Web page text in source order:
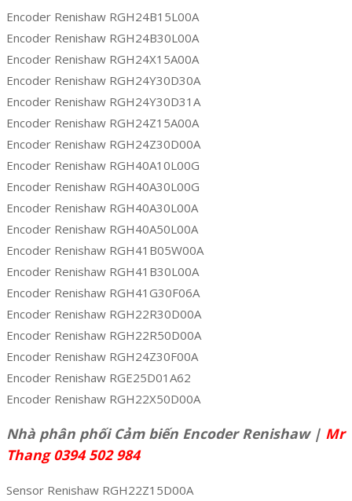
Encoder Renishaw RGH24B15L00A
Encoder Renishaw RGH24B30L00A
Encoder Renishaw RGH24X15A00A
Encoder Renishaw RGH24Y30D30A
Encoder Renishaw RGH24Y30D31A
Encoder Renishaw RGH24Z15A00A
Encoder Renishaw RGH24Z30D00A
Encoder Renishaw RGH40A10L00G
Encoder Renishaw RGH40A30L00G
Encoder Renishaw RGH40A30L00A
Encoder Renishaw RGH40A50L00A
Encoder Renishaw RGH41B05W00A
Encoder Renishaw RGH41B30L00A
Encoder Renishaw RGH41G30F06A
Encoder Renishaw RGH22R30D00A
Encoder Renishaw RGH22R50D00A
Encoder Renishaw RGH24Z30F00A
Encoder Renishaw RGE25D01A62
Encoder Renishaw RGH22X50D00A
Nhà phân phối Cảm biến Encoder Renishaw | Mr
Thang 0394 502 984
Sensor Renishaw RGH22Z15D00A